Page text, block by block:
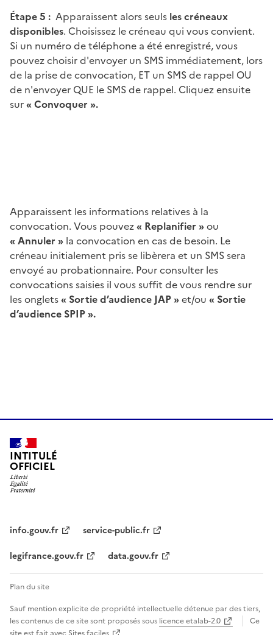
Étape 5 : Apparaissent alors seuls les créneaux
disponibles. Choisissez le créneau qui vous convient.
Si un numéro de téléphone a été enregistré, vous
pouvez choisir d'envoyer un SMS immédiatement, lors
de la prise de convocation, ET un SMS de rappel OU
de n'envoyer QUE le SMS de rappel. Cliquez ensuite
sur« Convoquer ».
Apparaissent les informations relatives à la
convocation. Vous pouvez« Replanifier »ou
« Annuler » la convocation en cas de besoin. Le
créneau initialement pris se libèrera et un SMS sera
envoyé au probationnaire. Pour consulter les
convocations saisies il vous suffit de vous rendre sur
les onglets« Sortie d’audience JAP »et/ou « Sortie
d’audience SPIP ».
INTITULÉ
OFFICIEL
info.gouv.fr
service-public.fr
legifrance.gouv.fr
data.gouv.fr
Plan du site
Sauf mention explicite de propriété intellectuelle détenue par des tiers,
les contenus de ce site sont proposés sous licence etalab-2.0
Ce